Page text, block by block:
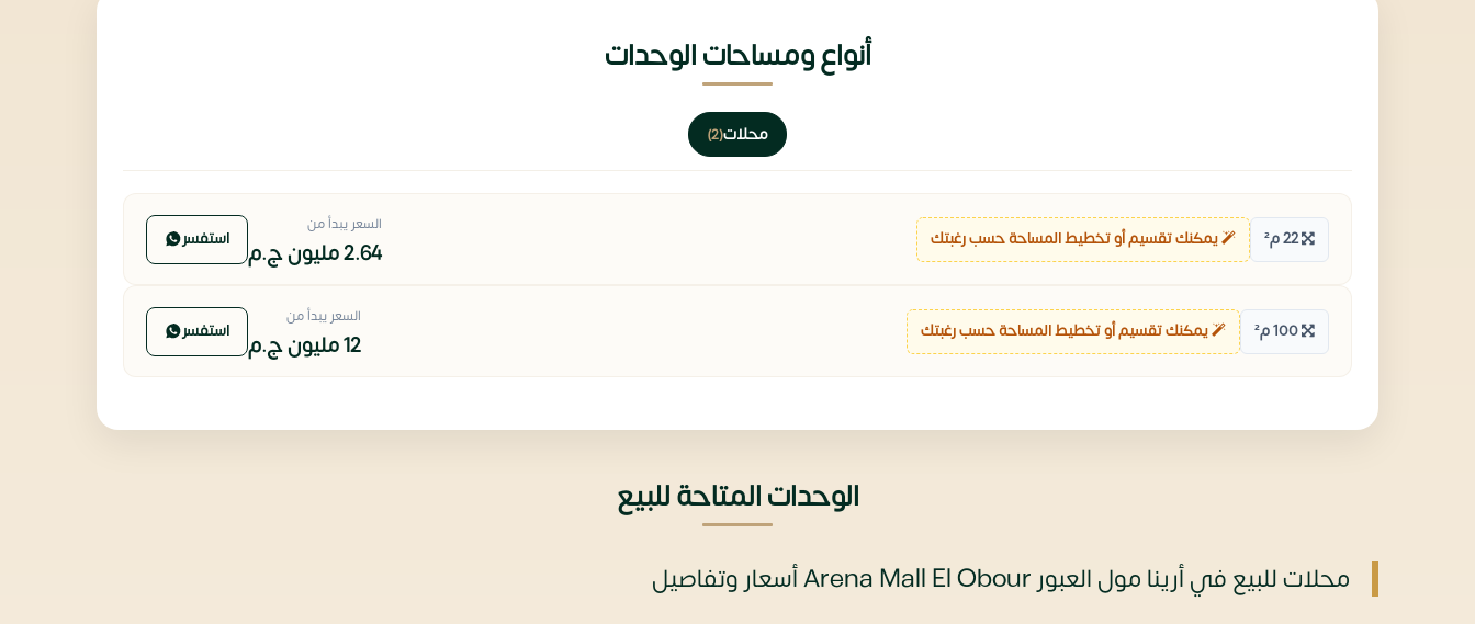
أنواع ومساحات الوحدات
محلات(2)
22 م² يمكنك تقسيم أو تخطيط المساحة حسب رغبتك
السعر يبدأ من
2.64 مليون ج.م استفسر
يمكنك تقسيم أو تخطيط المساحة حسب رغبتك
السعر يبدأ من
12 مليون ج.م استفسر
الوحدات المتاحة للبيع
محلات للبيع في أرينا مول العبور Arena Mall El Obour أسعار وتفاصيل